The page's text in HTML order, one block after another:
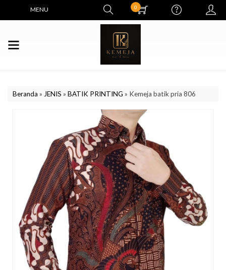
MENU 0
Beranda » JENIS » BATIK PRINTING » Kemeja batik pria 806